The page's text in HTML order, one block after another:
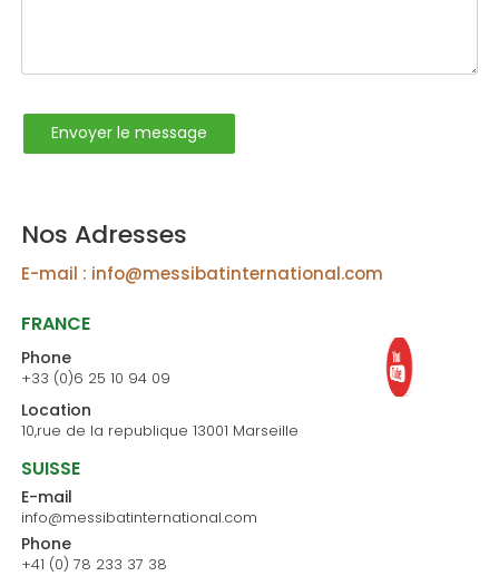
Nos Adresses
E-mail : info@messibatinternational.com
FRANCE
Phone
+33 (0)6 25 10 94 09
Location
10,rue de la republique13001 Marseille
SUISSE
E-mail
info@messibatinternational.com
Phone
+41 (0) 78 233 37 38